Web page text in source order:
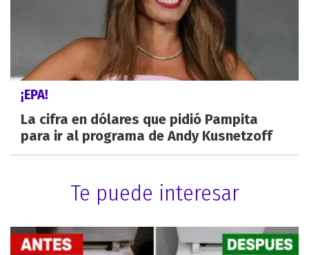
¡EPA!
La cifra en dólares que pidió Pampita
para ir al programa de Andy Kusnetzoff
Te puede interesar